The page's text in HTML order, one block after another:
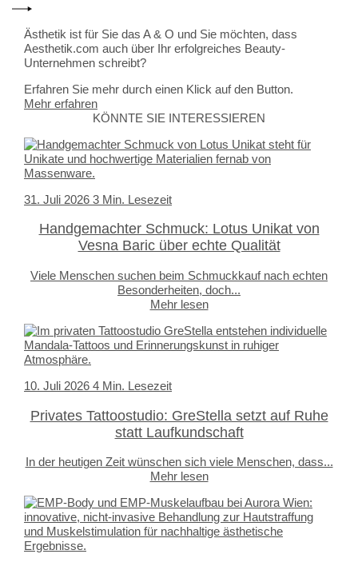
Ästhetik ist für Sie das A & O und Sie möchten, dass
Aesthetik.com auch über Ihr erfolgreiches Beauty-
Unternehmen schreibt?
Erfahren Sie mehr durch einen Klick auf den Button.
Mehr erfahren
KÖNNTE SIE INTERESSIEREN
31. Juli 2026 3 Min. Lesezeit
Handgemachter Schmuck: Lotus Unikat von
Vesna Baric über echte Qualität
Viele Menschen suchen beim Schmuckkauf nach echten
Besonderheiten, doch...
Mehr lesen
10. Juli 2026 4 Min. Lesezeit
Privates Tattoostudio: GreStella setzt auf Ruhe
statt Laufkundschaft
In der heutigen Zeit wünschen sich viele Menschen, dass...
Mehr lesen